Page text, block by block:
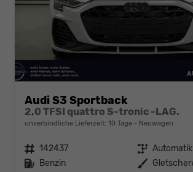
Audi S3 Sportback
2,0 TFSI quattro S-tronic -LAG.
unverbindliche Lieferzeit: 10 Tage Neuwagen
Fahrzeugnr. 142437 Getriebe Automatik
Kraftstoff Benzin Außenfarbe